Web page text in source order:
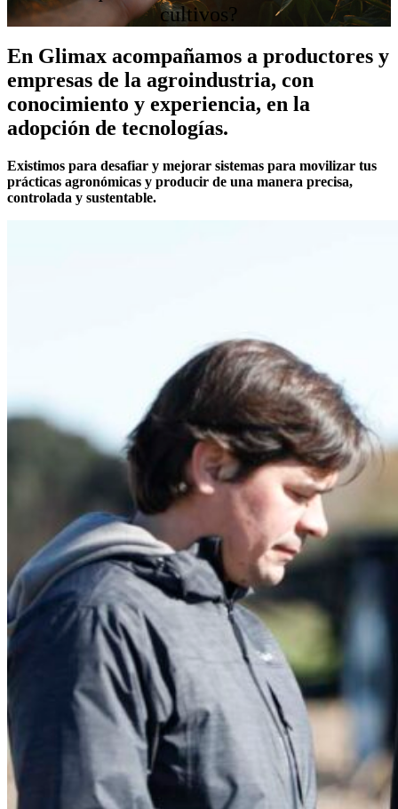
cultivos?
En Glimax acompañamos a productores y
empresas de la agroindustria, con
conocimiento y experiencia, en la
adopción de tecnologías.
Existimos para desafiar y mejorar sistemas para movilizar tus
prácticas agronómicas y producir de una manera precisa,
controlada y sustentable.